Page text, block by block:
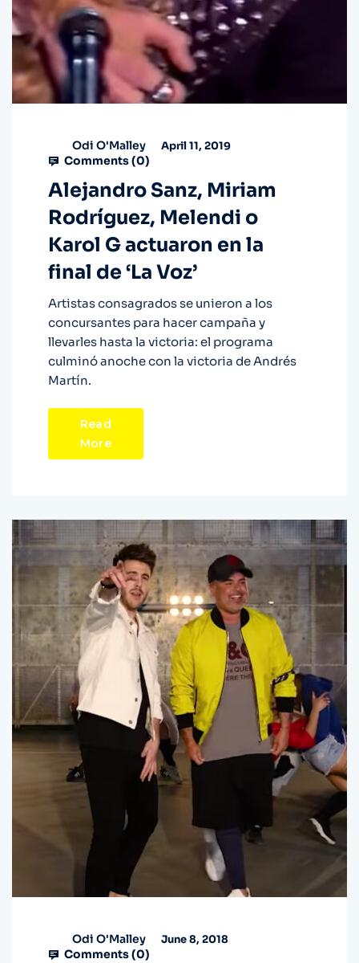
Odi O'Malley April 11, 2019
Comments (0)
Alejandro Sanz, Miriam
Rodríguez, Melendi o
Karol G actuaron en la
final de ‘La Voz’
Artistas consagrados se unieron a los
concursantes para hacer campaña y
llevarles hasta la victoria: el programa
culminó anoche con la victoria de Andrés
Martín.
Read
More
Odi O'Malley June 8, 2018
Comments (0)